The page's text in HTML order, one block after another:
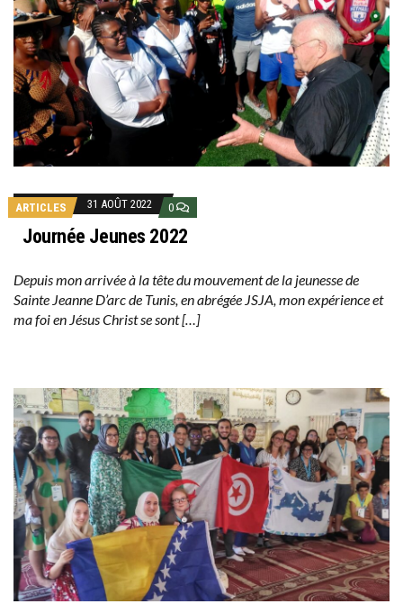
ARTICLES 31 AOÛT 2022 0
Journée Jeunes 2022
Depuis mon arrivée à la tête du mouvement de la jeunesse de
Sainte Jeanne D’arc de Tunis, en abrégée JSJA, mon expérience et
ma foi en Jésus Christ se sont […]